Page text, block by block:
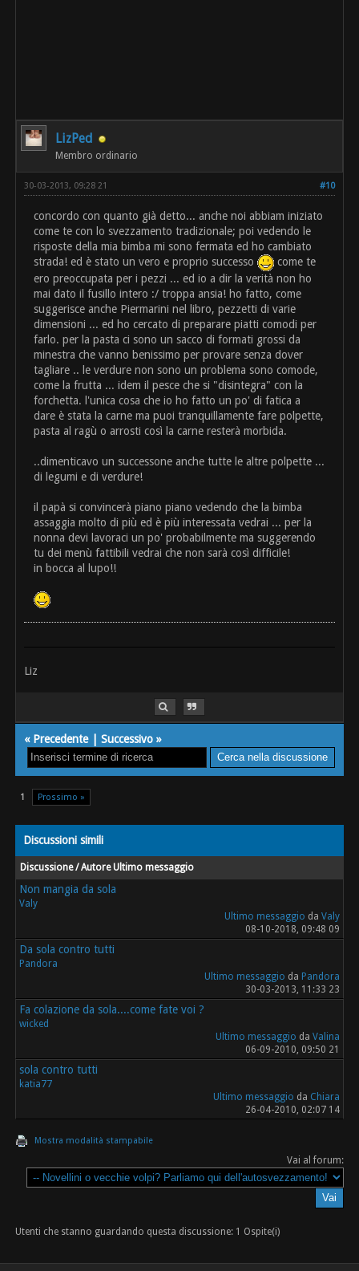
LizPed
Membro ordinario
#10
30-03-2013, 09:28 21
concordo con quanto già detto... anche noi abbiam iniziato
come te con lo svezzamento tradizionale; poi vedendo le
risposte della mia bimba mi sono fermata ed ho cambiato
strada! ed è stato un vero e proprio successo
come te
ero preoccupata per i pezzi ... ed io a dir la verità non ho
mai dato il fusillo intero :/ troppa ansia! ho fatto, come
suggerisce anche Piermarini nel libro, pezzetti di varie
dimensioni ... ed ho cercato di preparare piatti comodi per
farlo. per la pasta ci sono un sacco di formati grossi da
minestra che vanno benissimo per provare senza dover
tagliare .. le verdure non sono un problema sono comode,
come la frutta ... idem il pesce che si "disintegra" con la
forchetta. l'unica cosa che io ho fatto un po' di fatica a
dare è stata la carne ma puoi tranquillamente fare polpette,
pasta al ragù o arrosti così la carne resterà morbida.
..dimenticavo un successone anche tutte le altre polpette ...
di legumi e di verdure!
il papà si convincerà piano piano vedendo che la bimba
assaggia molto di più ed è più interessata vedrai ... per la
nonna devi lavoraci un po' probabilmente ma suggerendo
tu dei menù fattibili vedrai che non sarà così difficile!
in bocca al lupo!!
Liz
« Precedente|Successivo »
1 Prossimo »
Discussioni simili
Discussione / Autore Ultimo messaggio
Non mangia da sola
Valy
Ultimo messaggio da Valy
08-10-2018, 09:48 09
Da sola contro tutti
Pandora
Ultimo messaggio da Pandora
30-03-2013, 11:33 23
Fa colazione da sola....come fate voi ?
wicked
Ultimo messaggio da Valina
06-09-2010, 09:50 21
sola contro tutti
katia77
Ultimo messaggio da Chiara
26-04-2010, 02:07 14
Mostra modalità stampabile
Vai al forum:
Utenti che stanno guardando questa discussione: 1 Ospite(i)